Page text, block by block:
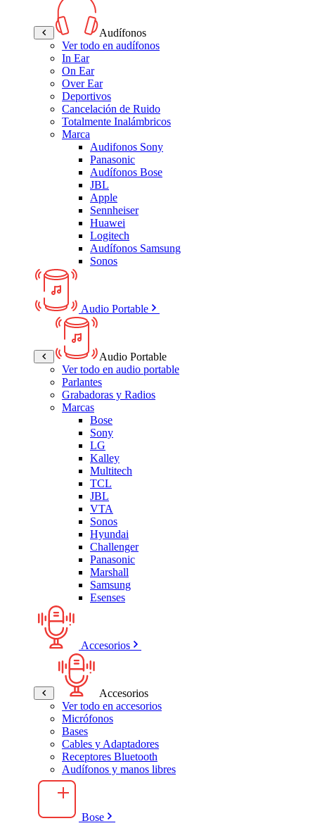
Audífonos
Ver todo en audífonos
In Ear
On Ear
Over Ear
Deportivos
Cancelación de Ruido
Totalmente Inalámbricos
Marca
Audifonos Sony
Panasonic
Audífonos Bose
JBL
Apple
Sennheiser
Huawei
Logitech
Audífonos Samsung
Sonos
Audio Portable
Audio Portable
Ver todo en audio portable
Parlantes
Grabadoras y Radios
Marcas
Bose
Sony
LG
Kalley
Multitech
TCL
JBL
VTA
Sonos
Hyundai
Challenger
Panasonic
Marshall
Samsung
Esenses
Accesorios
Accesorios
Ver todo en accesorios
Micrófonos
Bases
Cables y Adaptadores
Receptores Bluetooth
Audífonos y manos libres
Bose